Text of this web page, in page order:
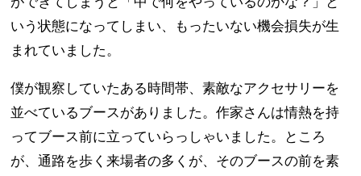
いう状態になってしまい、もったいない機会損失が生
まれていました。
僕が観察していたある時間帯、素敵なアクセサリーを
並べているブースがありました。作家さんは情熱を持
ってブース前に立っていらっしゃいました。ところ
が、通路を歩く来場者の多くが、そのブースの前を素